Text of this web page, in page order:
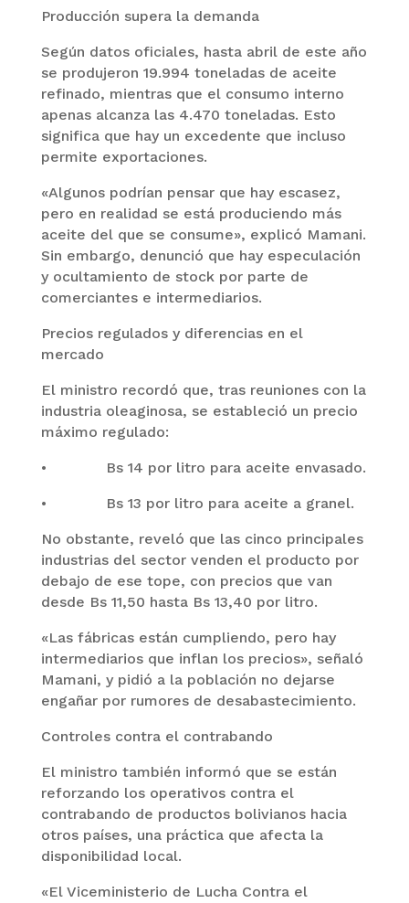
Producción supera la demanda
Según datos oficiales, hasta abril de este año
se produjeron 19.994 toneladas de aceite
refinado, mientras que el consumo interno
apenas alcanza las 4.470 toneladas. Esto
significa que hay un excedente que incluso
permite exportaciones.
«Algunos podrían pensar que hay escasez,
pero en realidad se está produciendo más
aceite del que se consume», explicó Mamani.
Sin embargo, denunció que hay especulación
y ocultamiento de stock por parte de
comerciantes e intermediarios.
Precios regulados y diferencias en el
mercado
El ministro recordó que, tras reuniones con la
industria oleaginosa, se estableció un precio
máximo regulado:
• Bs 14 por litro para aceite envasado.
• Bs 13 por litro para aceite a granel.
No obstante, reveló que las cinco principales
industrias del sector venden el producto por
debajo de ese tope, con precios que van
desde Bs 11,50 hasta Bs 13,40 por litro.
«Las fábricas están cumpliendo, pero hay
intermediarios que inflan los precios», señaló
Mamani, y pidió a la población no dejarse
engañar por rumores de desabastecimiento.
Controles contra el contrabando
El ministro también informó que se están
reforzando los operativos contra el
contrabando de productos bolivianos hacia
otros países, una práctica que afecta la
disponibilidad local.
«El Viceministerio de Lucha Contra el